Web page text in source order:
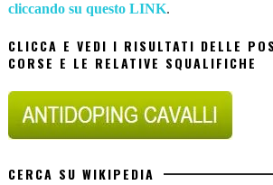
cliccando su questo LINK.
CLICCA E VEDI I RISULTATI DELLE
CORSE E LE RELATIVE SQUALIFICHE
CERCA SU WIKIPEDIA